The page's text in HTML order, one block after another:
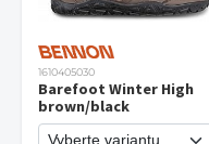
1610405030
Barefoot Winter High
brown/black